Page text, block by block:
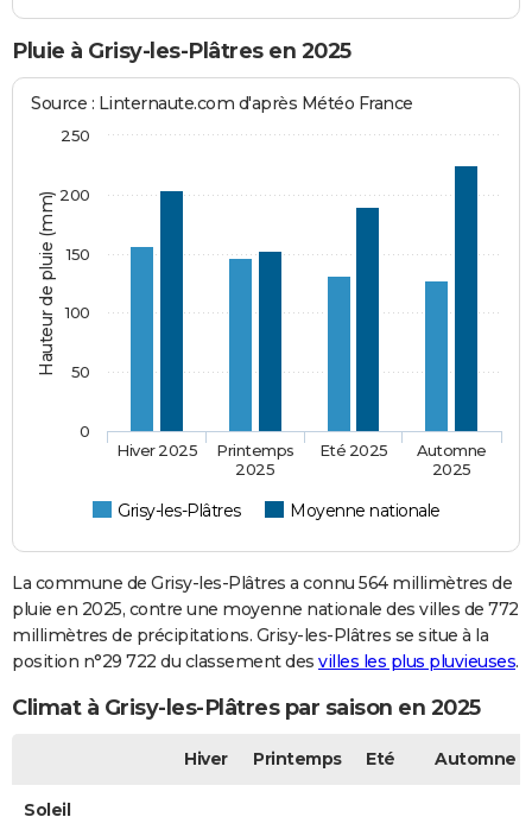
Pluie à Grisy-les-Plâtres en 2025
Hauteur de pluie (mm)
Source : Linternaute.com d'après Météo France
Grisy-les-Plâtres Moyenne nationale
Hiver 2025
Printemps
2025
Eté 2025
Automne
2025
0
50
100
150
200
250
La commune de Grisy-les-Plâtres a connu 564 millimètres de
pluie en 2025, contre une moyenne nationale des villes de 772
millimètres de précipitations. Grisy-les-Plâtres se situe à la
position n°29 722 du classement des villes les plus pluvieuses.
Climat à Grisy-les-Plâtres par saison en 2025
Hiver Printemps Eté Automne
Soleil